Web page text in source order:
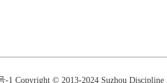
-1 Copyright © 2013-2024 Suzhou